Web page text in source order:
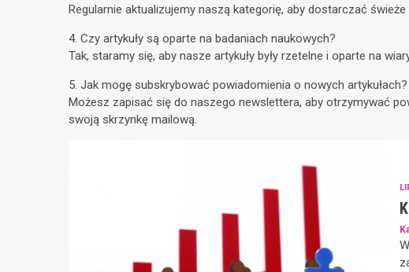
Regularnie aktualizujemy naszą kategorię, aby dostarczać
4. Czy artykuły są oparte na badaniach naukowych?
Tak, staramy się, aby nasze artykuły były rzetelne i oparte na
5. Jak mogę subskrybować powiadomienia o nowych artykułach?
Możesz zapisać się do naszego newslettera, aby otrzymywać
swoją skrzynkę mailową.